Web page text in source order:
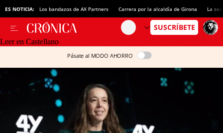
ES NOTICIA: Los bandazos de AX Partners Carrera por la alcaldía de Girona La
Leer en Castellano
Pásate al MODO AHORRO